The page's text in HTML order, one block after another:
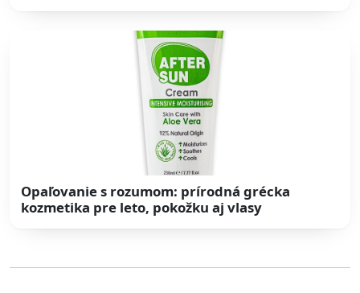
Opaľovanie s rozumom: prírodná grécka
kozmetika pre leto, pokožku aj vlasy